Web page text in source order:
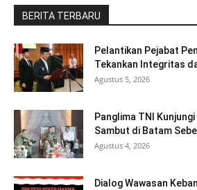
BERITA TERBARU
Pelantikan Pejabat
Tekankan Integritas
Agustus 5, 2026
Panglima TNI
Sambut di Batam
Agustus 4, 2026
Dialog Wawasan